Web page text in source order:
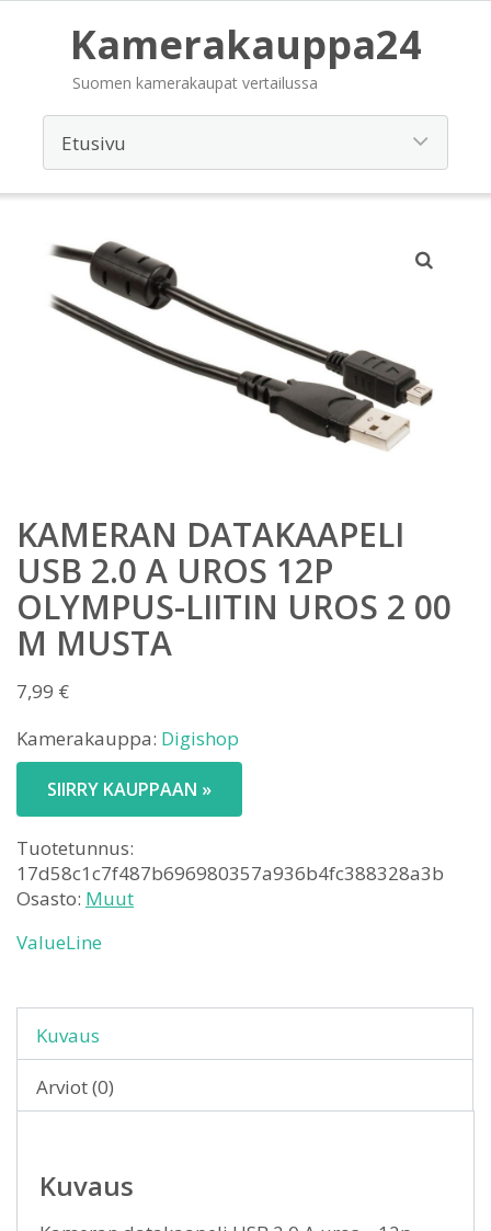
Kamerakauppa24
Suomen kamerakaupat vertailussa
KAMERAN DATAKAAPELI
USB 2.0 A UROS 12P
OLYMPUS-LIITIN UROS 2 00
M MUSTA
7,99 €
Kamerakauppa: Digishop
SIIRRY KAUPPAAN »
Tuotetunnus:
17d58c1c7f487b696980357a936b4fc388328a3b
Osasto: Muut
ValueLine
Kuvaus
Arviot (0)
Kuvaus